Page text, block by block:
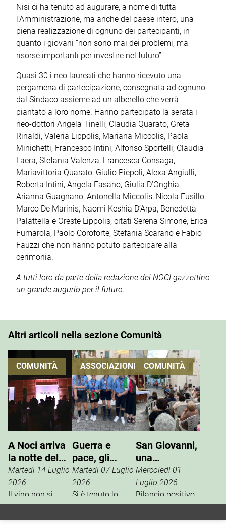
Nisi ci ha tenuto ad augurare, a nome di tutta
l’Amministrazione, ma anche del paese intero, una
piena realizzazione di ognuno dei partecipanti, in
quanto i giovani “non sono mai dei problemi, ma
risorse importanti per investire nel futuro”.
Quasi 30 i neo laureati che hanno ricevuto una
pergamena di partecipazione, consegnata ad ognuno
dal Sindaco assieme ad un alberello che verrà
piantato a loro nome. Hanno partecipato la serata i
neo-dottori Angela Tinelli, Claudia Quarato, Greta
Rinaldi, Valeria Lippolis, Mariana Miccolis, Paola
Minichetti, Francesco Intini, Alfonso Sportelli, Claudia
Laera, Stefania Valenza, Francesca Consaga,
Mariavittoria Quarato, Giulio Piepoli, Alexa Angiulli,
Roberta Intini, Angela Fasano, Giulia D’Onghia,
Arianna Guagnano, Antonella Miccolis, Nicola Fusillo,
Marco De Marinis, Naomi Keshia D’Arpa, Benedetta
Palattella e Oreste Lippolis; citati Serena Simone, Erica
Fumarola, Paolo Coroforte, Stefania Scarano e Fabio
Fauzzi che non hanno potuto partecipare alla
cerimonia.
A tutti loro da parte della redazione del NOCI gazzettino
un grande augurio per il futuro.
Altri articoli nella sezione Comunità
COMUNITÀ
A Noci arriva
la notte del
vino che si
vive
Martedì 14 Luglio
2026
Il vino non si
degusta. Si vive.
È questo il
ASSOCIAZIONI
Guerra e
pace, gli
Scout
incontrano
l’ANPI
Martedì 07 Luglio
2026
Si è tenuto lo
scorso 27 giugno
un incontro tra
COMUNITÀ
San Giovanni,
una
tradizione che
si rinnova
Mercoledì 01
Luglio 2026
Bilancio positivo,
la scorsa
settimana, per i